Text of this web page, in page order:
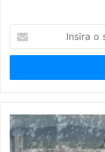
s
r
a
s
e